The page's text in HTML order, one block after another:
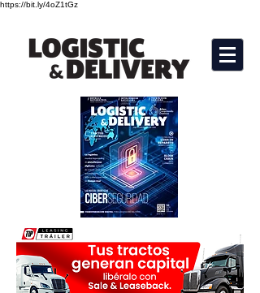
https://bit.ly/4oZ1tGz